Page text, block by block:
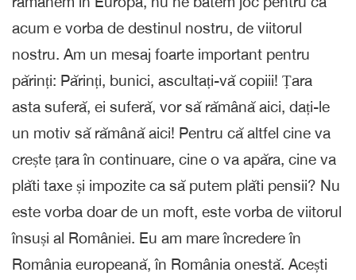
acum e vorba de destinul nostru, de viitorul
nostru. Am un mesaj foarte important pentru
părinți: Părinți, bunici, ascultați-vă copiii! Țara
asta suferă, ei suferă, vor să rămână aici, dați-le
un motiv să rămână aici! Pentru că altfel cine va
crește țara în continuare, cine o va apăra, cine va
plăti taxe și impozite ca să putem plăti pensii? Nu
este vorba doar de un moft, este vorba de viitorul
însuși al României. Eu am mare încredere în
România europeană, în România onestă. Acești